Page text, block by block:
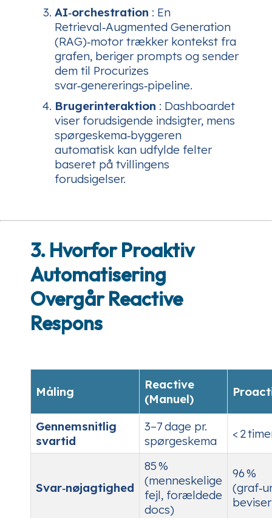
AI‑orchestration : En
Retrieval‑Augmented Generation
(RAG)‑motor trækker kontekst fra
grafen, beriger prompts og sender
dem til Procurizes
svar‑genererings‑pipeline.
Brugerinteraktion : Dashboardet
viser forudsigende indsigter, mens
spørgeskema‑byggeren
automatisk kan udfylde felter
baseret på tvillingens
forudsigelser.
3. Hvorfor Proaktiv
Automatisering
Overgår Reactive
Respons
Måling
Reactive
(Manuel)
Gennemsnitlig
svartid
3–7 dage pr.
spørgeskema
< 2
Svar‑nøjagtighed
85 %
(menneskelige
fejl, forældede
docs)
96 %